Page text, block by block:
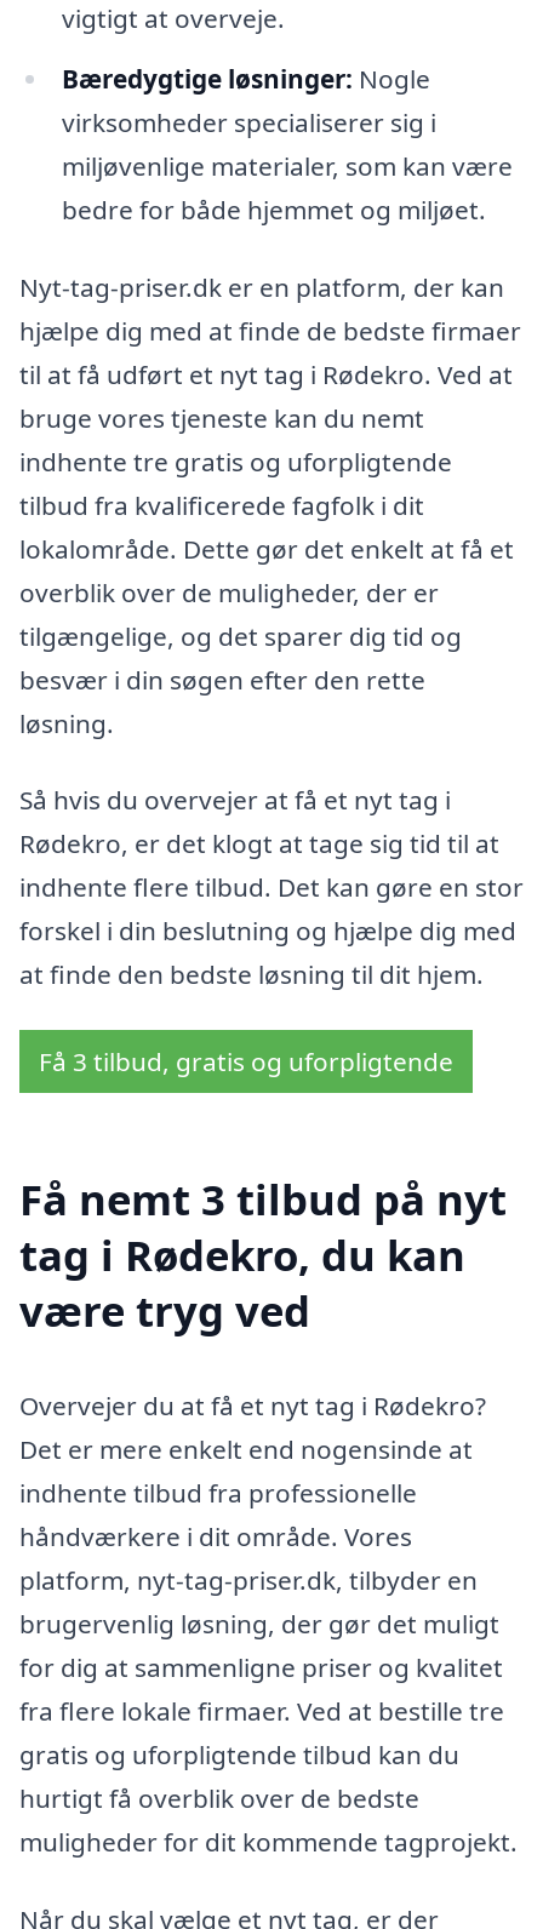
vigtigt at overveje.
Bæredygtige løsninger: Nogle
virksomheder specialiserer sig i
miljøvenlige materialer, som kan være
bedre for både hjemmet og miljøet.
Nyt-tag-priser.dk er en platform, der kan
hjælpe dig med at finde de bedste firmaer
til at få udført et nyt tag i Rødekro. Ved at
bruge vores tjeneste kan du nemt
indhente tre gratis og uforpligtende
tilbud fra kvalificerede fagfolk i dit
lokalområde. Dette gør det enkelt at få et
overblik over de muligheder, der er
tilgængelige, og det sparer dig tid og
besvær i din søgen efter den rette
løsning.
Så hvis du overvejer at få et nyt tag i
Rødekro, er det klogt at tage sig tid til at
indhente flere tilbud. Det kan gøre en stor
forskel i din beslutning og hjælpe dig med
at finde den bedste løsning til dit hjem.
Få 3 tilbud, gratis og uforpligtende
Få nemt 3 tilbud på nyt
tag i Rødekro, du kan
være tryg ved
Overvejer du at få et nyt tag i Rødekro?
Det er mere enkelt end nogensinde at
indhente tilbud fra professionelle
håndværkere i dit område. Vores
platform, nyt-tag-priser.dk, tilbyder en
brugervenlig løsning, der gør det muligt
for dig at sammenligne priser og kvalitet
fra flere lokale firmaer. Ved at bestille tre
gratis og uforpligtende tilbud kan du
hurtigt få overblik over de bedste
muligheder for dit kommende tagprojekt.
Når du skal vælge et nyt tag, er der